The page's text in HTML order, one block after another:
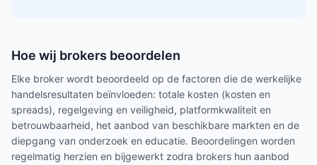
Hoe wij brokers beoordelen
Elke broker wordt beoordeeld op de factoren die de werkelijke
handelsresultaten beïnvloeden: totale kosten (kosten en
spreads), regelgeving en veiligheid, platformkwaliteit en
betrouwbaarheid, het aanbod van beschikbare markten en de
diepgang van onderzoek en educatie. Beoordelingen worden
regelmatig herzien en bijgewerkt zodra brokers hun aanbod